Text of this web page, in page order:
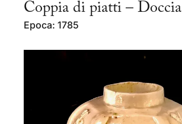
Coppia di piatti – Doccia
Epoca: 1785